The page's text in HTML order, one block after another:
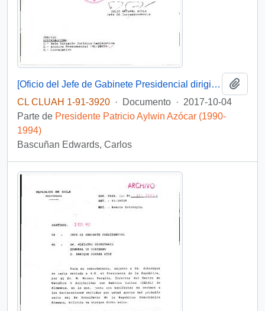
[Oficio del Jefe de Gabinete Presidencial dirigido al Jefe de la División Jurídico Legislativa referente a solicitud de Diputado]
CL CLUAH 1-91-3920 · Documento · 2017-10-04
Parte de Presidente Patricio Aylwin Azócar (1990-
1994)
Bascuñan Edwards, Carlos